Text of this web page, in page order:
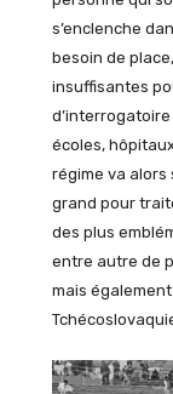
s’enclenche
besoin de
insuffisantes
écoles,
régime va alors
grand pour
des plus
entre autre de
mais